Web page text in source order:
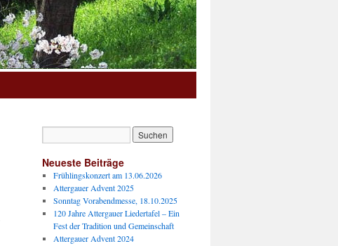
Neueste Beiträge
Frühlingskonzert am 13.06.2026
Attergauer Advent 2025
Sonntag Vorabendmesse, 18.10.2025
120 Jahre Attergauer Liedertafel – Ein
Fest der Tradition und Gemeinschaft
Attergauer Advent 2024